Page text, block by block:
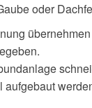
oder
aufgebaut